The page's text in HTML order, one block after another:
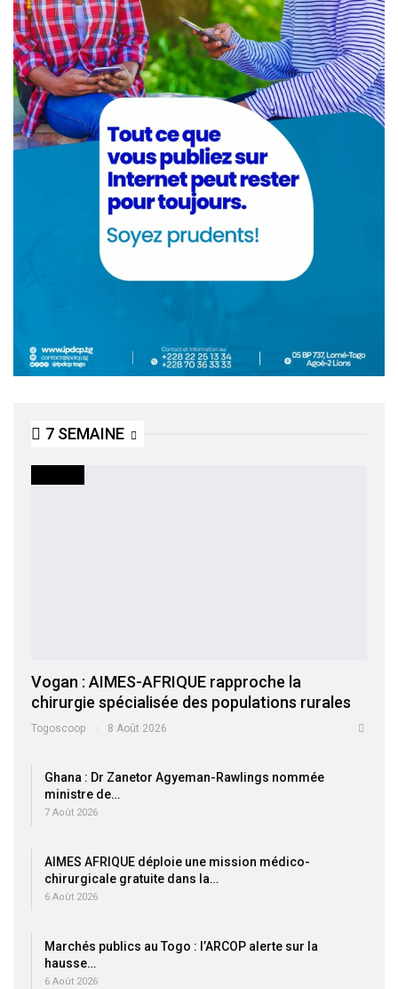
7 SEMAINE
Vogan : AIMES-AFRIQUE rapproche la
chirurgie spécialisée des populations rurales
Togoscoop 8 Août 2026
Ghana : Dr Zanetor Agyeman-Rawlings nommée
ministre de…
7 Août 2026
AIMES AFRIQUE déploie une mission médico-
chirurgicale gratuite dans la…
6 Août 2026
Marchés publics au Togo : l’ARCOP alerte sur la
hausse…
6 Août 2026